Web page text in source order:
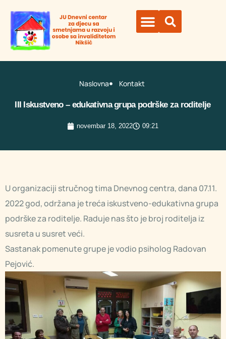
Naslovna Kontakt
III Iskustveno – edukativna grupa podrške za roditelje
novembar 18, 2022 09:21
U organizaciji stručnog tima Dnevnog centra, dana 07.11.
2022 god, održana je treća iskustveno-edukativna grupa
podrške za roditelje. Raduje nas što je broj roditelja iz
susreta u susret veći.
Sastanak pomenute grupe je vodio psiholog Radovan
Pejović.